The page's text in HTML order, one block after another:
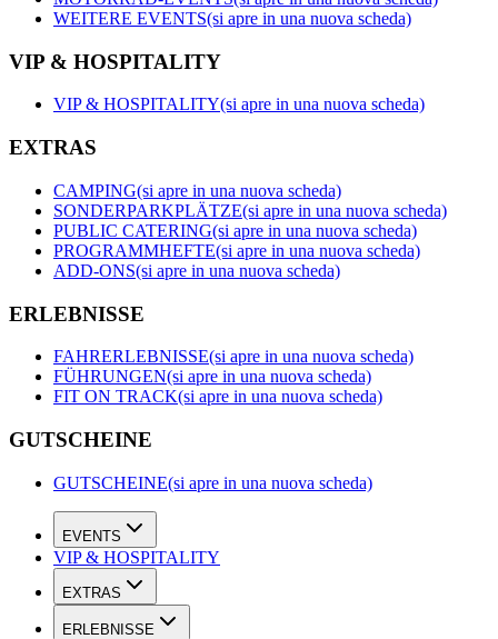
WEITERE EVENTS(si apre in una nuova scheda)
VIP & HOSPITALITY
VIP & HOSPITALITY(si apre in una nuova scheda)
EXTRAS
CAMPING(si apre in una nuova scheda)
SONDERPARKPLÄTZE(si apre in una nuova scheda)
PUBLIC CATERING(si apre in una nuova scheda)
PROGRAMMHEFTE(si apre in una nuova scheda)
ADD-ONS(si apre in una nuova scheda)
ERLEBNISSE
FAHRERLEBNISSE(si apre in una nuova scheda)
FÜHRUNGEN(si apre in una nuova scheda)
FIT ON TRACK(si apre in una nuova scheda)
GUTSCHEINE
GUTSCHEINE(si apre in una nuova scheda)
EVENTS
VIP & HOSPITALITY
EXTRAS
ERLEBNISSE